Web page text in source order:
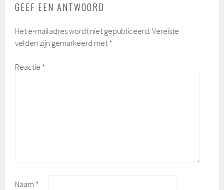
GEEF EEN ANTWOORD
Het e-mailadres wordt niet gepubliceerd. Vereiste
velden zijn gemarkeerd met *
Reactie *
Naam *